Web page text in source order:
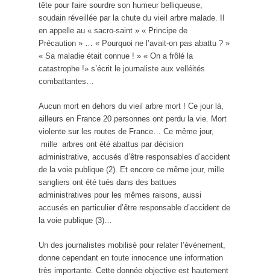
tête pour faire sourdre son humeur belliqueuse,
soudain réveillée par la chute du vieil arbre malade. Il
en appelle au « sacro-saint » « Principe de
Précaution » … « Pourquoi ne l’avait-on pas abattu ? »
« Sa maladie était connue ! » « On a frôlé la
catastrophe !» s’écrit le journaliste aux velléités
combattantes…
Aucun mort en dehors du vieil arbre mort ! Ce jour là,
ailleurs en France 20 personnes ont perdu la vie. Mort
violente sur les routes de France… Ce même jour,
mille arbres ont été abattus par décision
administrative, accusés d’être responsables d’accident
de la voie publique (2). Et encore ce même jour, mille
sangliers ont été tués dans des battues
administratives pour les mêmes raisons, aussi
accusés en particulier d’être responsable d’accident de
la voie publique (3)…
Un des journalistes mobilisé pour relater l’événement,
donne cependant en toute innocence une information
très importante. Cette donnée objective est hautement